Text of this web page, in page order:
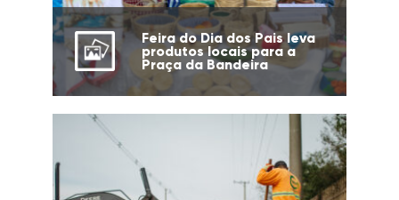
Feira do Dia dos Pais leva
produtos locais para a
Praça da Bandeira